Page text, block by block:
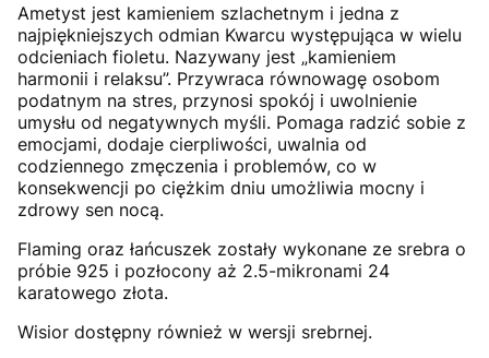
Ametyst jest kamieniem szlachetnym i jedna z
najpiękniejszych odmian Kwarcu występująca w wielu
odcieniach fioletu. Nazywany jest „kamieniem
harmonii i relaksu”. Przywraca równowagę osobom
podatnym na stres, przynosi spokój i uwolnienie
umysłu od negatywnych myśli. Pomaga radzić sobie z
emocjami, dodaje cierpliwości, uwalnia od
codziennego zmęczenia i problemów, co w
konsekwencji po ciężkim dniu umożliwia mocny i
zdrowy sen nocą.
Flaming oraz łańcuszek zostały wykonane ze srebra o
próbie 925 i pozłocony aż 2.5-mikronami 24
karatowego złota.
Wisior dostępny również w wersji srebrnej.